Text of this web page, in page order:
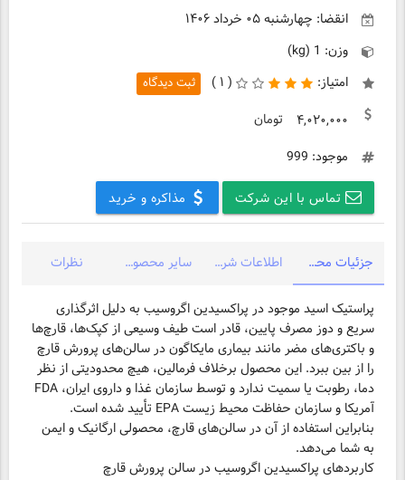
انقضا: چهارشنبه ۰۵ خرداد ۱۴۰۶
وزن: 1 (kg)
امتیاز:
( ۱ ) ثبت دیدگاه
۴,۰۲۰,۰۰۰
تومان
موجود: 999
تماس با این شرکت
مذاکره و خرید
جزئیات محصول اطلاعات شرکت سایر محصولات شرکت نظرات
پراستیک اسید موجود در پراکسیدین اگروسیب به دلیل اثرگذاری
سریع و دوز مصرف پایین، قادر است طیف وسیعی از کپک‌ها، قارچ‌ها
و باکتری‌های مضر مانند بیماری مایکاگون در سالن‌های پرورش قارچ
را از بین ببرد. این محصول برخلاف فرمالین، هیچ محدودیتی از نظر
دما، رطوبت یا سمیت ندارد و توسط سازمان غذا و داروی ایران، FDA
آمریکا و سازمان حفاظت محیط زیست EPA تأیید شده است.
بنابراین استفاده از آن در سالن‌های قارچ، محصولی ارگانیک و ایمن